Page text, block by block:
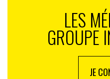
LES
GROUPE
JE